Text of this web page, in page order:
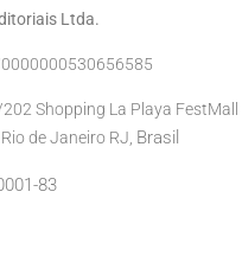
Ltda.
Shopping La Playa FestMall
de Janeiro RJ, Brasil
83